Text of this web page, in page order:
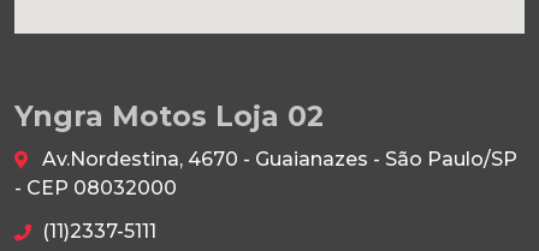
Yngra Motos Loja 02
Av.Nordestina, 4670 - Guaianazes - São Paulo/SP
- CEP 08032000
(11)2337-5111